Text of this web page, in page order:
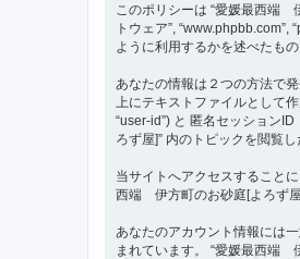
このポリシーは “愛媛最西端
トウェア”,
ように利用するかを述べたもの
あなたの情報は２つの方法で
上にテキストファイルとして
“user-id”) と 匿名セッション
ろず屋]” 内のトピックを閲覧
当サイトへアクセスすること
西端 伊方町のお砂庭[よろず屋
あなたのアカウント情報には
まれています。 “愛媛最西端